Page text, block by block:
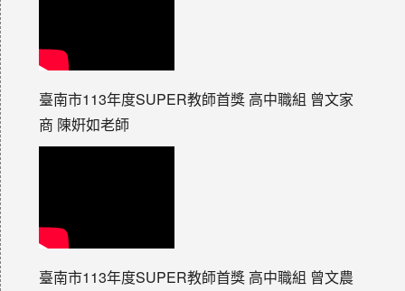
臺南市113年度SUPER教師首獎 高中職組 曾文家
商 陳姸如老師
臺南市113年度SUPER教師首獎 高中職組 曾文農